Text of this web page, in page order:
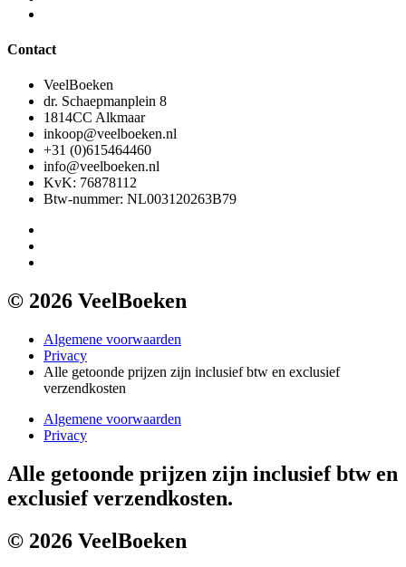
Contact
VeelBoeken
dr. Schaepmanplein 8
1814CC Alkmaar
inkoop@veelboeken.nl
+31 (0)615464460
info@veelboeken.nl
KvK: 76878112
Btw-nummer: NL003120263B79
© 2026 VeelBoeken
Algemene voorwaarden
Privacy
Alle getoonde prijzen zijn inclusief btw en exclusief
verzendkosten
Algemene voorwaarden
Privacy
Alle getoonde prijzen zijn inclusief btw en
exclusief verzendkosten.
© 2026 VeelBoeken